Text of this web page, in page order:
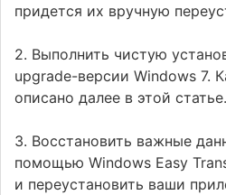
придется их вручную
2. Выполнить чистую
upgrade-версии Windows 7.
описано далее в этой статье.
3. Восстановить важные
помощью Windows Easy
и переустановить ваши